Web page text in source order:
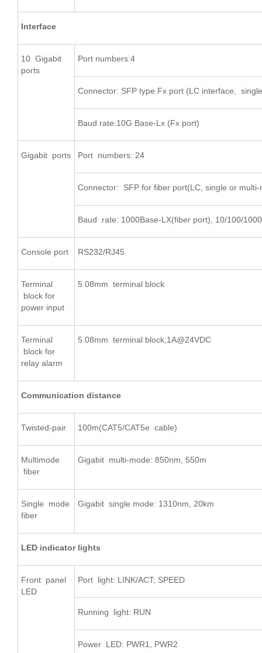
Interface
10 Gigabit
ports
Port numbers:4
Connector: SFP type Fx port (LC interface,
Baud rate:10G Base-Lx (Fx port)
Gigabit ports Port numbers: 24
Connector: SFP for fiber port(LC, single or
Baud rate: 1000Base-LX(fiber port), 10/100/
Console port RS232/RJ45
Terminal
block for
power input
5.08mm terminal block
Terminal
block for
relay alarm
5.08mm terminal block,1A@24VDC
Communication distance
Twisted-pair 100m(CAT5/CAT5e cable)
Multimode
fiber
Gigabit multi-mode: 850nm, 550m
Single mode
fiber
Gigabit single mode: 1310nm, 20km
LED indicator lights
Front panel
LED
Port light: LINK/ACT; SPEED
Running light: RUN
Power LED: PWR1, PWR2